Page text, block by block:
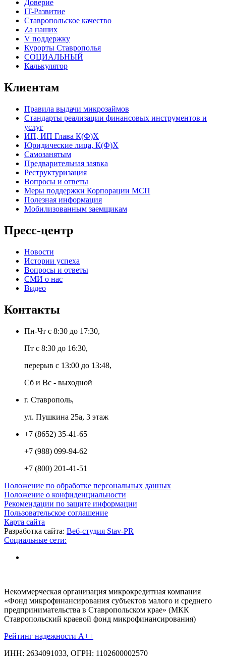
Доверие
IT-Развитие
Ставропольское качество
Za наших
V поддержку
Курорты Ставрополья
СОЦИАЛЬНЫЙ
Калькулятор
Клиентам
Правила выдачи микрозаймов
Стандарты реализации финансовых инструментов и
услуг
ИП, ИП Глава К(Ф)Х
Юридические лица, К(Ф)Х
Самозанятым
Предварительная заявка
Реструктуризация
Вопросы и ответы
Меры поддержки Корпорации МСП
Полезная информация
Мобилизованным заемщикам
Пресс-центр
Новости
Истории успеха
Вопросы и ответы
СМИ о нас
Видео
Контакты
Пн-Чт с 8:30 до 17:30,
Пт с 8:30 до 16:30,
перерыв с 13:00 до 13:48,
Сб и Вс - выходной
г. Ставрополь,
ул. Пушкина 25а, 3 этаж
+7 (8652) 35-41-65
+7 (988) 099-94-62
+7 (800) 201-41-51
Положение по обработке персональных данных
Положение о конфиденциальности
Рекомендации по защите информации
Пользовательское соглашение
Карта сайта
Разработка сайта: Веб-студия Stav-PR
Социальные сети:
Некоммерческая организация микрокредитная компания
«Фонд микрофинансирования субъектов малого и среднего
предпринимательства в Ставропольском крае» (МКК
Ставропольский краевой фонд микрофинансирования)
Рейтинг надежности A++
ИНН: 2634091033, ОГРН: 1102600002570